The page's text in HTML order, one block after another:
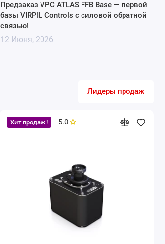
Предзаказ VPC ATLAS FFB Base — первой
базы VIRPIL Controls с силовой обратной
связью!
12 Июня, 2026
Лидеры продаж
Хит продаж! 5.0